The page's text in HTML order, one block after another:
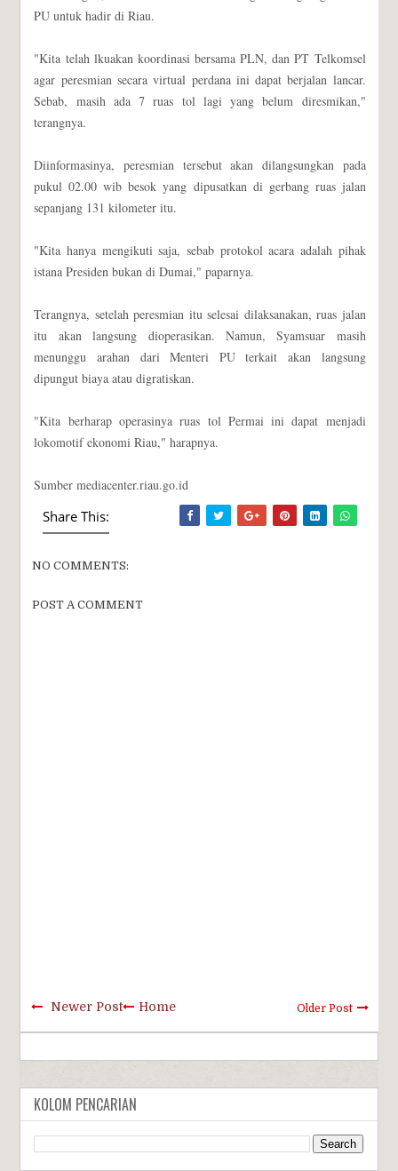
PU untuk hadir di Riau.
"Kita telah lkuakan koordinasi bersama PLN, dan PT Telkomsel
agar peresmian secara virtual perdana ini dapat berjalan lancar.
Sebab, masih ada 7 ruas tol lagi yang belum diresmikan,"
terangnya.
Diinformasinya, peresmian tersebut akan dilangsungkan pada
pukul 02.00 wib besok yang dipusatkan di gerbang ruas jalan
sepanjang 131 kilometer itu.
"Kita hanya mengikuti saja, sebab protokol acara adalah pihak
istana Presiden bukan di Dumai," paparnya.
Terangnya, setelah peresmian itu selesai dilaksanakan, ruas jalan
itu akan langsung dioperasikan. Namun, Syamsuar masih
menunggu arahan dari Menteri PU terkait akan langsung
dipungut biaya atau digratiskan.
"Kita berharap operasinya ruas tol Permai ini dapat menjadi
lokomotif ekonomi Riau," harapnya.
Sumber mediacenter.riau.go.id
Share This:
NO COMMENTS:
POST A COMMENT
Newer Post Older Post
Home
KOLOM PENCARIAN